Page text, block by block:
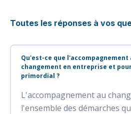
Toutes les réponses à vos
Qu'est-ce que l'accompagnement
changement en entreprise et
primordial ?
L'accompagnement au
l'ensemble des démarches